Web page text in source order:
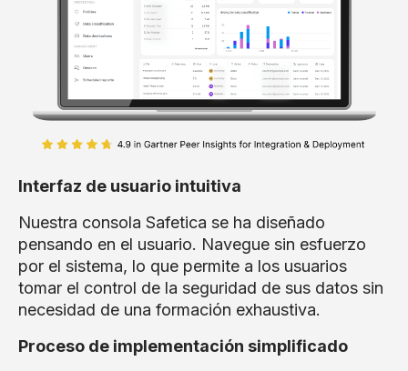
Interfaz de usuario intuitiva
Nuestra consola Safetica se ha diseñado
pensando en el usuario. Navegue sin esfuerzo
por el sistema, lo que permite a los usuarios
tomar el control de la seguridad de sus datos sin
necesidad de una formación exhaustiva.
Proceso de implementación simplificado